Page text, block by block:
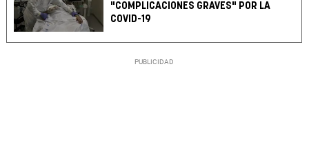
"COMPLICACIONES GRAVES" POR LA
COVID-19